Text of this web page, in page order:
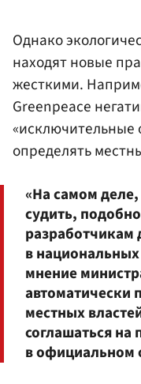
Однако
находят новые
жесткими.
Greenpeace
«исключительные
определять
«На самом
судить,
разработчикам
в
мнение
автоматически
местных
соглашаться на
в официальном